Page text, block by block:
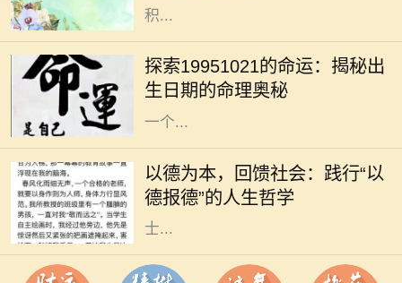
积...
探索19951021的命运：揭秘出
生日期的命理奥秘
每个人都有自己独特的生命轨迹，而
命理学恰恰能够帮助我们看清自己生
命中的某些特质与潜力。1995年10
月21日这个特别的日期，不仅代表着
一个...
以德为本，回馈社会：践行“以
德报德”的人生哲学
在现代社会，人与人之间的关系愈发
复杂，个体在追求物质利益的同时，
常常忽略了德行的重要性。然而，回
望历史，我们不难发现，许多成功人
士...